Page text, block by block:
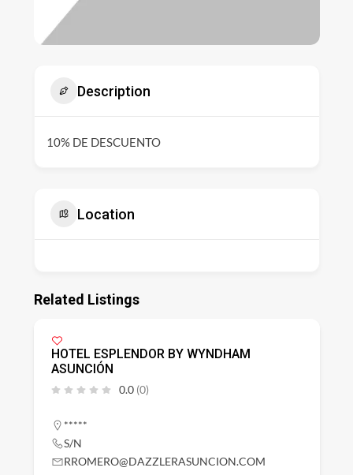
Description
10% DE DESCUENTO
Location
Related Listings
HOTEL ESPLENDOR BY WYNDHAM
ASUNCIÓN
0.0 (0)
*****
S/N
RROMERO@DAZZLERASUNCION.COM